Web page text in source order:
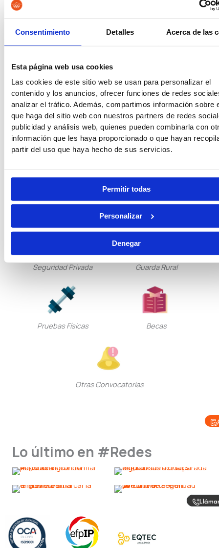
Consentimiento Detalles Acerca de las
Esta página web usa cookies
Las cookies de este sitio web se usan para personalizar el
contenido y los anuncios, ofrecer funciones de redes
analizar el tráfico. Además, compartimos información sobre
que haga del sitio web con nuestros partners de redes
publicidad y análisis web, quienes pueden combinarla con
información que les haya proporcionado o que hayan
partir del uso que haya hecho de sus servicios.
Permitir todas
Personalizar
Denegar
Vigilancia Aduanera
Penitenciarias
Oposiciones de Justicia Auxilio Judicial
Tramitación Procesal Gestión Procesal
Seguridad Privada Guarda Rural
Pruebas Físicas Becas
Otras Convocatorias
Lo último en #Redes